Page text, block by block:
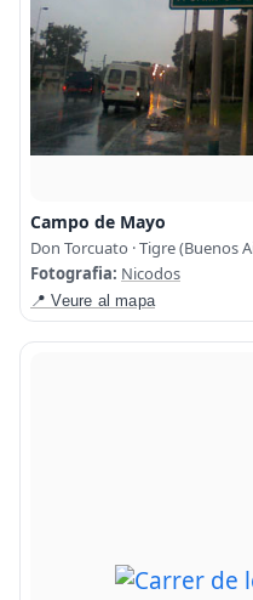
Campo de Mayo
Don Torcuato · Tigre (Buenos
Fotografia: Nicodos
📍 Veure al mapa